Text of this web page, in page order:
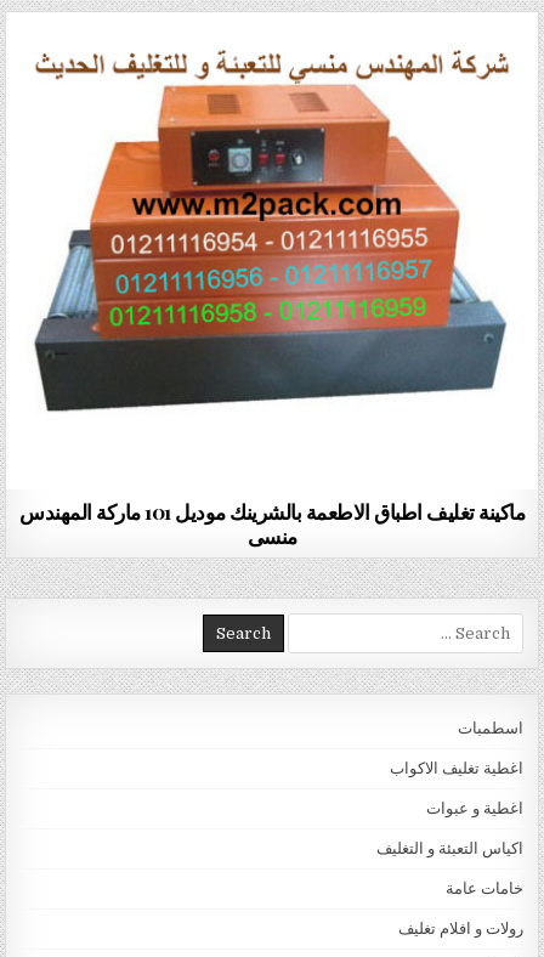
ماكينة تغليف اطباق الاطعمة بالشرينك موديل 101 ماركة المهندس
منسى
Search for:
اسطمبات
اغطية تغليف الاكواب
اغطية و عبوات
اكياس التعبئة و التغليف
خامات عامة
رولات و افلام تغليف